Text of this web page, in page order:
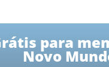
para
Novo